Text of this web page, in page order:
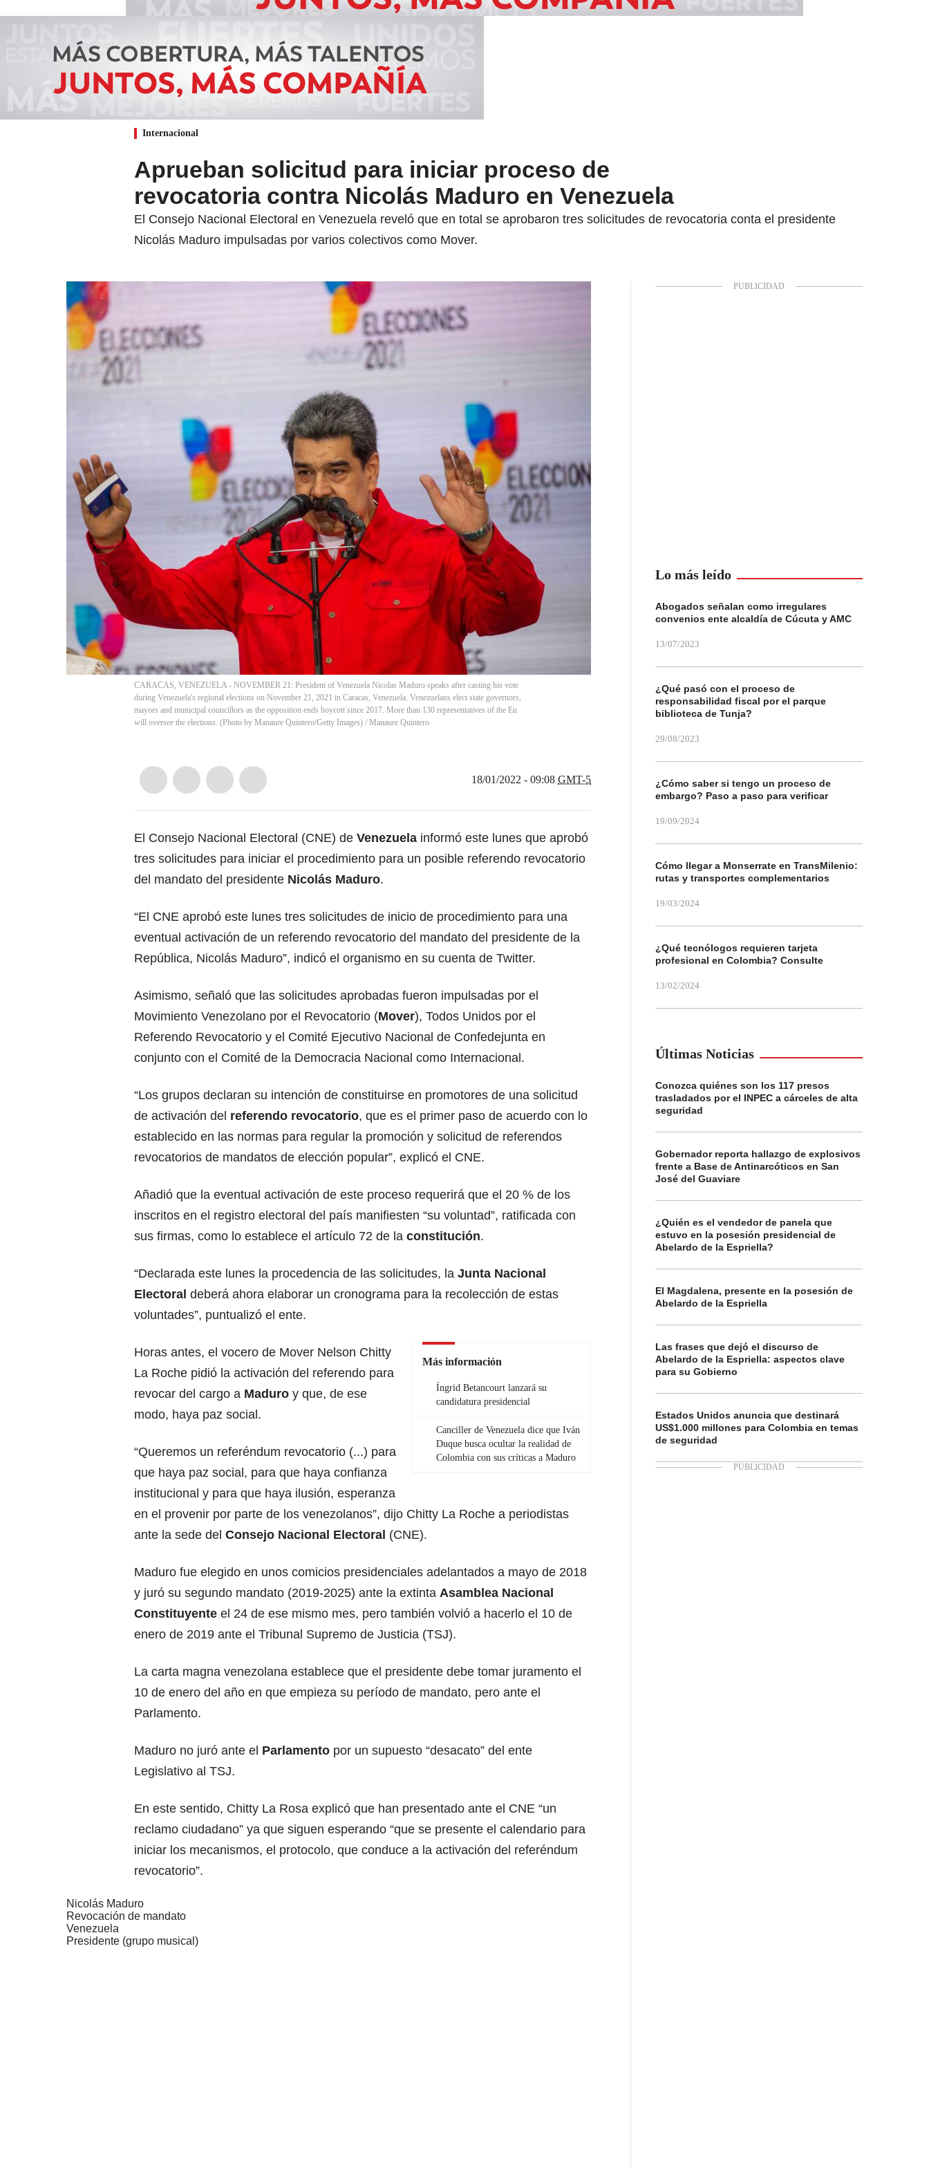
Internacional
Aprueban solicitud para iniciar proceso de
revocatoria contra Nicolás Maduro en Venezuela
El Consejo Nacional Electoral en Venezuela reveló que en total se aprobaron tres solicitudes de revocatoria conta el presidente
Nicolás Maduro impulsadas por varios colectivos como Mover.
CARACAS, VENEZUELA - NOVEMBER 21: President of Venezuela Nicolas Maduro speaks after casting his vote
during Venezuela's regional elections on November 21, 2021 in Caracas, Venezuela. Venezuelans elect state governors,
mayors and municipal councillors as the opposition ends boycott since 2017. More than 130 representatives of the Eu
will oversee the elections. (Photo by Manaure Quintero/Getty Images) / Manaure Quintero
18/01/2022 - 09:08 GMT-5
El Consejo Nacional Electoral (CNE) de Venezuela informó este lunes que aprobó
tres solicitudes para iniciar el procedimiento para un posible referendo revocatorio
del mandato del presidente Nicolás Maduro.
“El CNE aprobó este lunes tres solicitudes de inicio de procedimiento para una
eventual activación de un referendo revocatorio del mandato del presidente de la
República, Nicolás Maduro”, indicó el organismo en su cuenta de Twitter.
Asimismo, señaló que las solicitudes aprobadas fueron impulsadas por el
Movimiento Venezolano por el Revocatorio (Mover), Todos Unidos por el
Referendo Revocatorio y el Comité Ejecutivo Nacional de Confedejunta en
conjunto con el Comité de la Democracia Nacional como Internacional.
“Los grupos declaran su intención de constituirse en promotores de una solicitud
de activación del referendo revocatorio, que es el primer paso de acuerdo con lo
establecido en las normas para regular la promoción y solicitud de referendos
revocatorios de mandatos de elección popular”, explicó el CNE.
Añadió que la eventual activación de este proceso requerirá que el 20 % de los
inscritos en el registro electoral del país manifiesten “su voluntad”, ratificada con
sus firmas, como lo establece el artículo 72 de la constitución.
“Declarada este lunes la procedencia de las solicitudes, la Junta Nacional
Electoral deberá ahora elaborar un cronograma para la recolección de estas
voluntades”, puntualizó el ente.
Más información
Íngrid Betancourt lanzará su
candidatura presidencial
Canciller de Venezuela dice que Iván
Duque busca ocultar la realidad de
Colombia con sus críticas a Maduro
Horas antes, el vocero de Mover Nelson Chitty
La Roche pidió la activación del referendo para
revocar del cargo a Maduro y que, de ese
modo, haya paz social.
“Queremos un referéndum revocatorio (...) para
que haya paz social, para que haya confianza
institucional y para que haya ilusión, esperanza
en el provenir por parte de los venezolanos”, dijo Chitty La Roche a periodistas
ante la sede del Consejo Nacional Electoral (CNE).
Maduro fue elegido en unos comicios presidenciales adelantados a mayo de 2018
y juró su segundo mandato (2019-2025) ante la extinta Asamblea Nacional
Constituyente el 24 de ese mismo mes, pero también volvió a hacerlo el 10 de
enero de 2019 ante el Tribunal Supremo de Justicia (TSJ).
La carta magna venezolana establece que el presidente debe tomar juramento el
10 de enero del año en que empieza su período de mandato, pero ante el
Parlamento.
Maduro no juró ante el Parlamento por un supuesto “desacato” del ente
Legislativo al TSJ.
En este sentido, Chitty La Rosa explicó que han presentado ante el CNE “un
reclamo ciudadano” ya que siguen esperando “que se presente el calendario para
iniciar los mecanismos, el protocolo, que conduce a la activación del referéndum
revocatorio”.
Nicolás Maduro
Revocación de mandato
Venezuela
Presidente (grupo musical)
Lo más leído
Abogados señalan como irregulares
convenios ente alcaldía de Cúcuta y AMC
13/07/2023
¿Qué pasó con el proceso de
responsabilidad fiscal por el parque
biblioteca de Tunja?
29/08/2023
¿Cómo saber si tengo un proceso de
embargo? Paso a paso para verificar
19/09/2024
Cómo llegar a Monserrate en TransMilenio:
rutas y transportes complementarios
19/03/2024
¿Qué tecnólogos requieren tarjeta
profesional en Colombia? Consulte
13/02/2024
Últimas Noticias
Conozca quiénes son los 117 presos
trasladados por el INPEC a cárceles de alta
seguridad
Gobernador reporta hallazgo de explosivos
frente a Base de Antinarcóticos en San
José del Guaviare
¿Quién es el vendedor de panela que
estuvo en la posesión presidencial de
Abelardo de la Espriella?
El Magdalena, presente en la posesión de
Abelardo de la Espriella
Las frases que dejó el discurso de
Abelardo de la Espriella: aspectos clave
para su Gobierno
Estados Unidos anuncia que destinará
US$1.000 millones para Colombia en temas
de seguridad